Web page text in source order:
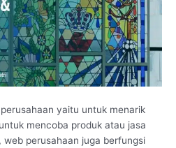
yaitu untuk menarik
mencoba produk atau jasa
perusahaan juga berfungsi